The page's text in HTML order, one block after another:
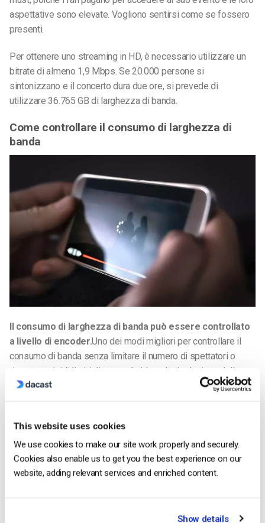
This website uses cookies
We use cookies to make our site work properly and securely.
Cookies also enable us to get you the best experience on our
website, adding relevant services and enriched content.
Show details
aspettative sono elevate. Vogliono sentirsi come se fossero
presenti.
Per ottenere uno streaming in HD, è necessario utilizzare un
bitrate di almeno 1,9 Mbps. Se 20.000 persone si
sintonizzano e il concerto dura due ore, si prevede di
utilizzare 36.765 GB di larghezza di banda.
Come controllare il consumo di larghezza di
banda
Il consumo di larghezza di banda può essere controllato
a livello di encoder.Uno dei modi migliori per controllare il
consumo di banda senza limitare il numero di spettatori o
rispettare rigidi limiti di tempo è ridurre la risoluzione dello
streaming. Detto questo, è importante notare che lo streaming
con una risoluzione inferiore ha più senso in alcune situazioni
Ad esempio, se si sta trasmettendo un
evento sportivoo di un concerto che potrebbe trarre vantaggio
da un’immagine più realistica, potreste voler assorbire il costo
definizione.
. D’altra parte, una qualità più bassa sarebbe